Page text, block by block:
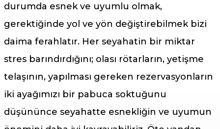
durumda esnek ve uyumlu olmak,
gerektiğinde yol ve yön değiştirebilmek bizi
daima ferahlatır. Her seyahatin bir miktar
stres barındırdığını; olası rötarların, yetişme
telaşının, yapılması gereken rezervasyonların
iki ayağımızı bir pabuca soktuğunu
düşününce seyahatte esnekliğin ve uyumun